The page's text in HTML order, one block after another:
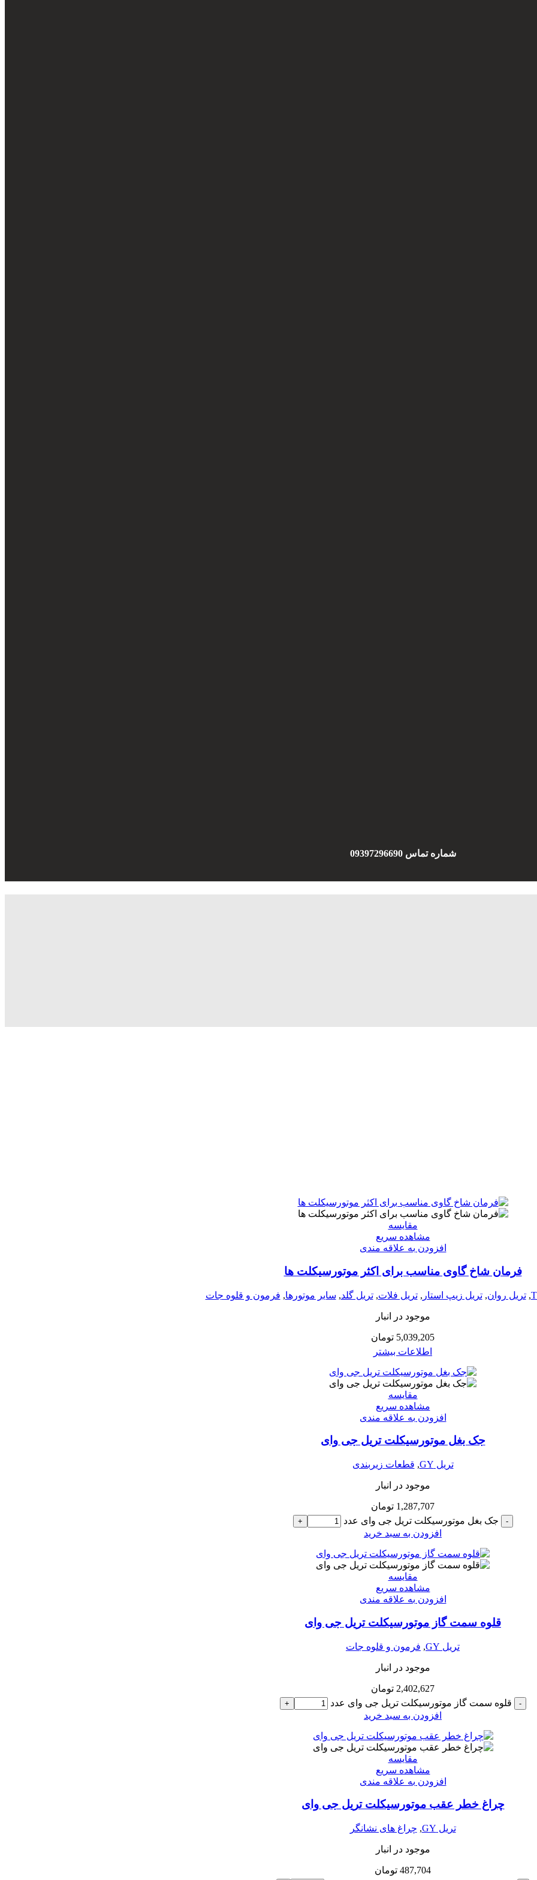
شماره تماس 09397296690
مقایسه
مشاهده سریع
افزودن به علاقه مندی
فرمان شاخ گاوی مناسب برای اکثر موتورسیکلت ها
, تریل روان, تریل زیپ استار , تریل فلات, تریل گلد, سایر موتورها, فرمون و قلوه جات
موجود در انبار
5,039,205 تومان
اطلاعات بیشتر
مقایسه
مشاهده سریع
افزودن به علاقه مندی
جک بغل موتورسیکلت تریل جی وای
تریل GY , قطعات زیربندی
موجود در انبار
1,287,707 تومان
- جک بغل موتورسیکلت تریل جی وای عدد +
افزودن به سبد خرید
مقایسه
مشاهده سریع
افزودن به علاقه مندی
قلوه سمت گاز موتورسیکلت تریل جی وای
تریل GY , فرمون و قلوه جات
موجود در انبار
2,402,627 تومان
- قلوه سمت گاز موتورسیکلت تریل جی وای عدد +
افزودن به سبد خرید
مقایسه
مشاهده سریع
افزودن به علاقه مندی
چراغ خطر عقب موتورسیکلت تریل جی وای
تریل GY , چراغ های نشانگر
موجود در انبار
487,704 تومان